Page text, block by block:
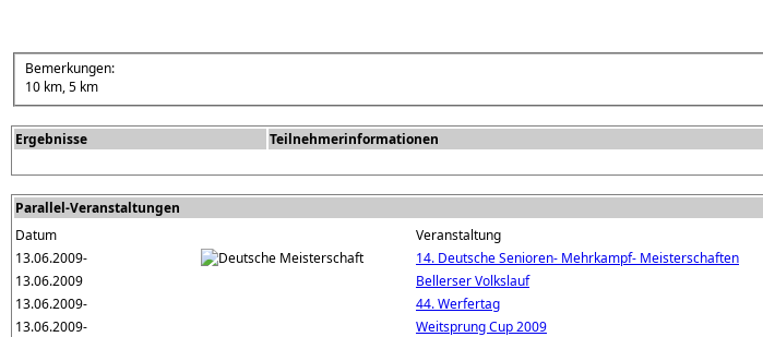
Bemerkungen:
10 km, 5 km
Ergebnisse Teilnehmerinformationen
Parallel-Veranstaltungen
Datum
Veranstaltung
13.06.2009-
14. Deutsche Senioren- Mehrkampf- Meisterschaften
13.06.2009
Bellerser Volkslauf
13.06.2009-
44. Werfertag
13.06.2009-
Weitsprung Cup 2009